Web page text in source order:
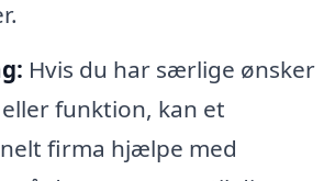
Hvis du har særlige ønsker
funktion, kan et
firma hjælpe med